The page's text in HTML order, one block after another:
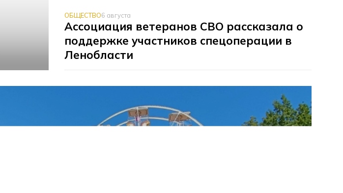
ОБЩЕСТВО6 августа
Ассоциация ветеранов СВО рассказала о
поддержке участников спецоперации в
Ленобласти